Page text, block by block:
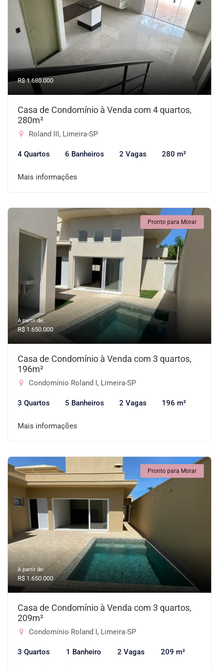
R$ 1.680.000
Casa de Condomínio à Venda com 4 quartos,
280m²
Roland III, Limeira-SP
4 Quartos 6 Banheiros 2 Vagas 280 m²
Mais informações
Pronto para Morar
A partir de:
R$ 1.650.000
Casa de Condomínio à Venda com 3 quartos,
196m²
Condomínio Roland I, Limeira-SP
3 Quartos 5 Banheiros 2 Vagas 196 m²
Mais informações
Pronto para Morar
A partir de:
R$ 1.650.000
Casa de Condomínio à Venda com 3 quartos,
209m²
Condomínio Roland I, Limeira-SP
3 Quartos 1 Banheiro 2 Vagas 209 m²